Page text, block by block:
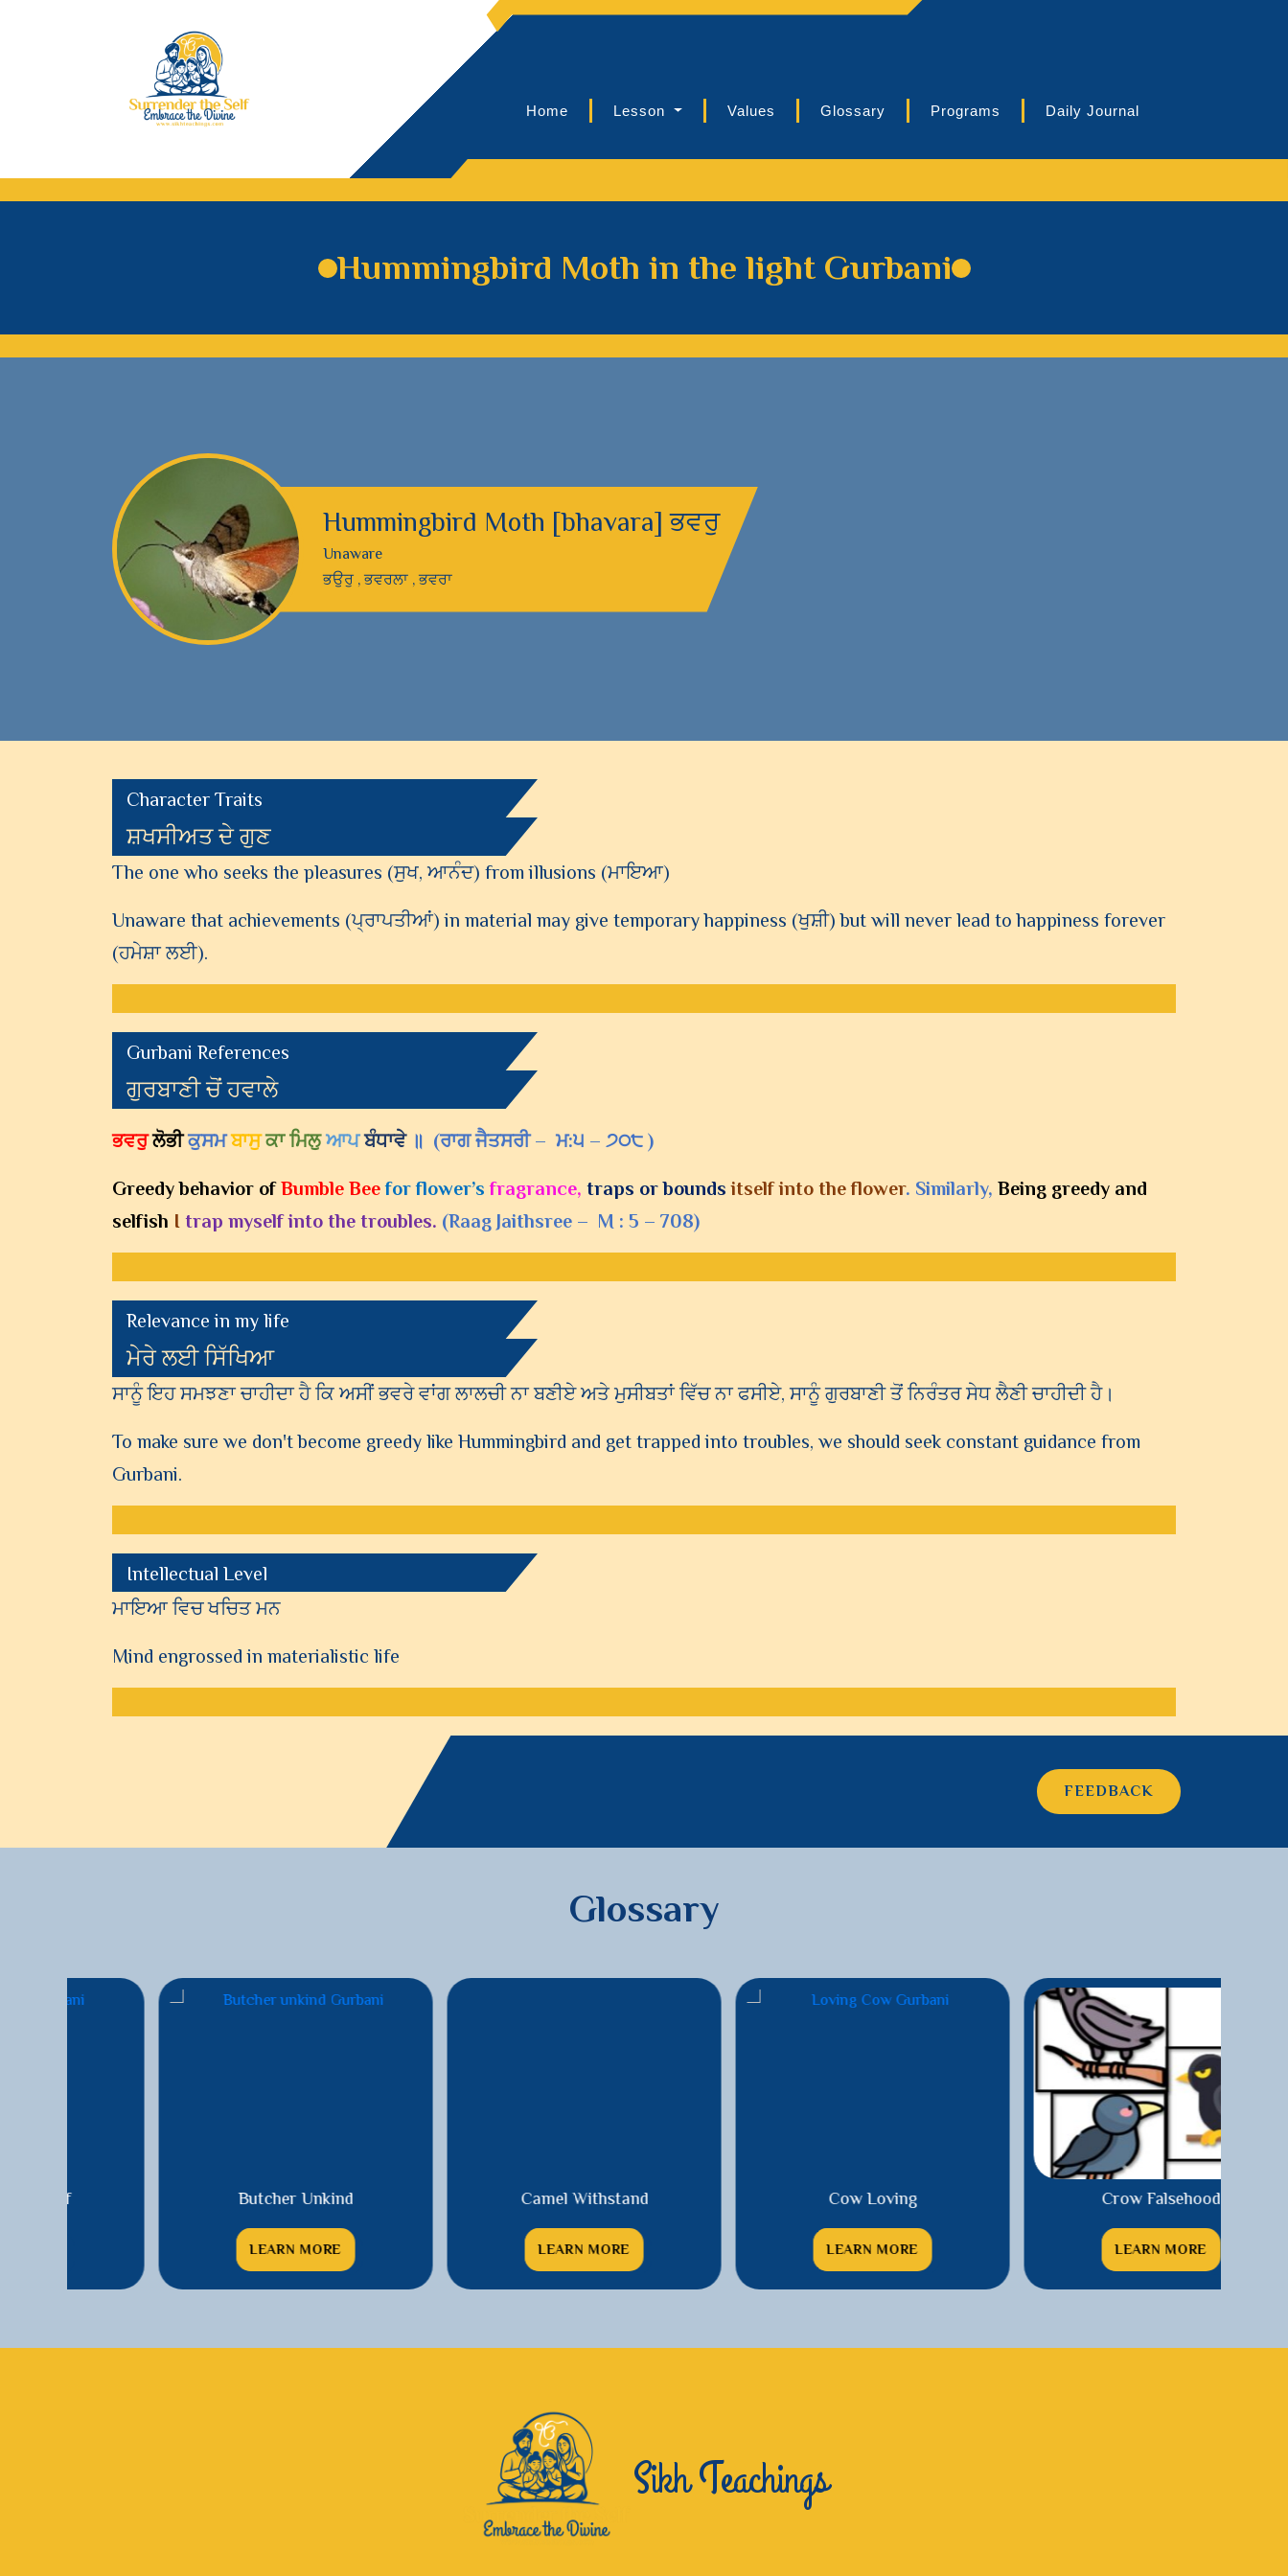
Home Lesson Values Glossary Programs Daily Journal
Hummingbird Moth in the light Gurbani
Hummingbird Moth [bhavara] ਭਵਰੁ
Unaware
ਭਉਰੁ , ਭਵਰਲਾ , ਭਵਰਾ
Character Traits
ਸ਼ਖਸੀਅਤ ਦੇ ਗੁਣ
The one who seeks the pleasures (ਸੁਖ, ਆਨੰਦ) from illusions (ਮਾਇਆ)
Unaware that achievements (ਪ੍ਰਾਪਤੀਆਂ) in material may give temporary happiness (ਖੁਸ਼ੀ) but will never lead to happiness forever
(ਹਮੇਸ਼ਾ ਲਈ).
Gurbani References
ਗੁਰਬਾਣੀ ਚੋਂ ਹਵਾਲੇ
ਭਵਰੁਲੋਭੀ ਕੁਸਮ ਬਾਸੁ ਕਾ ਮਿਲੁਆਪ ਬੰਧਾਵੇ ॥ (ਰਾਗ ਜੈਤਸਰੀ – ਮ:੫ – ੭੦੮ )
Greedy behavior ofBumble Bee for flower’s fragrance, traps or boundsitself into the flower. Similarly, Being greedy and
selfish I trap myself into the troubles. (Raag Jaithsree – M : 5 – 708)
Relevance in my life
ਮੇਰੇ ਲਈ ਸਿੱਖਿਆ
ਸਾਨੂੰ ਇਹ ਸਮਝਣਾ ਚਾਹੀਦਾ ਹੈ ਕਿ ਅਸੀਂ ਭਵਰੇ ਵਾਂਗ ਲਾਲਚੀ ਨਾ ਬਣੀਏ ਅਤੇ ਮੁਸੀਬਤਾਂ ਵਿੱਚ ਨਾ ਫਸੀਏ, ਸਾਨੂੰ ਗੁਰਬਾਣੀ ਤੋਂ ਨਿਰੰਤਰ ਸੇਧ ਲੈਣੀ ਚਾਹੀਦੀ ਹੈ।
To make sure we don't become greedy like Hummingbird and get trapped into troubles, we should seek constant guidance from
Gurbani.
Intellectual Level
ਮਾਇਆ ਵਿਚ ਖਚਿਤ ਮਨ
Mind engrossed in materialistic life
FEEDBACK
Glossary
Butcher Unkind
LEARN MORE
Camel Withstand
LEARN MORE LEARN MORE
Crow Falsehood
LEARN MORE
Sikh Teachings